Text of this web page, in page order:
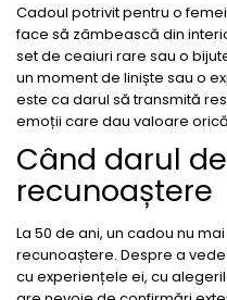
Cadoul potrivit pentru o
face să zâmbească din
set de ceaiuri rare sau o
un moment de liniște sau o
este ca darul să transmită
emoții care dau valoare
Când darul
recunoaștere
La 50 de ani, un cadou nu
recunoaștere. Despre a
cu experiențele ei, cu